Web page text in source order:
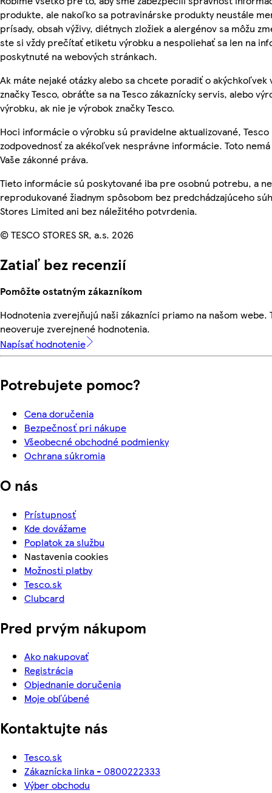
produkte, ale nakoľko sa potravinárske produkty neustále
prísady, obsah výživy, diétnych zložiek a alergénov sa môžu
ste si vždy prečítať etiketu výrobku a nespoliehať sa len na
poskytnuté na webových stránkach.
Ak máte nejaké otázky alebo sa chcete poradiť o akýchkoľvek
značky Tesco, obráťte sa na Tesco zákaznícky servis, alebo
výrobku, ak nie je výrobok značky Tesco.
Hoci informácie o výrobku sú pravidelne aktualizované, Tesco
zodpovednosť za akékoľvek nesprávne informácie. Toto
Vaše zákonné práva.
Tieto informácie sú poskytované iba pre osobnú potrebu, a
reprodukované žiadnym spôsobom bez predchádzajúceho
Stores Limited ani bez náležitého potvrdenia.
© TESCO STORES SR, a.s. 2026
Zatiaľ bez recenzií
Pomôžte ostatným zákazníkom
Hodnotenia zverejňujú naši zákazníci priamo na našom webe.
neoveruje zverejnené hodnotenia.
Napísať hodnotenie
Potrebujete pomoc?
Cena doručenia
Bezpečnosť pri nákupe
Všeobecné obchodné podmienky
Ochrana súkromia
O nás
Prístupnosť
Kde dovážame
Poplatok za službu
Nastavenia cookies
Možnosti platby
Tesco.sk
Clubcard
Pred prvým nákupom
Ako nakupovať
Registrácia
Objednanie doručenia
Moje obľúbené
Kontaktujte nás
Tesco.sk
Zákaznícka linka - 0800222333
Výber obchodu